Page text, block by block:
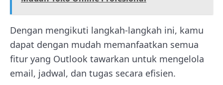
Dengan mengikuti langkah-langkah ini, kamu
dapat dengan mudah memanfaatkan semua
fitur yang Outlook tawarkan untuk mengelola
email, jadwal, dan tugas secara efisien.